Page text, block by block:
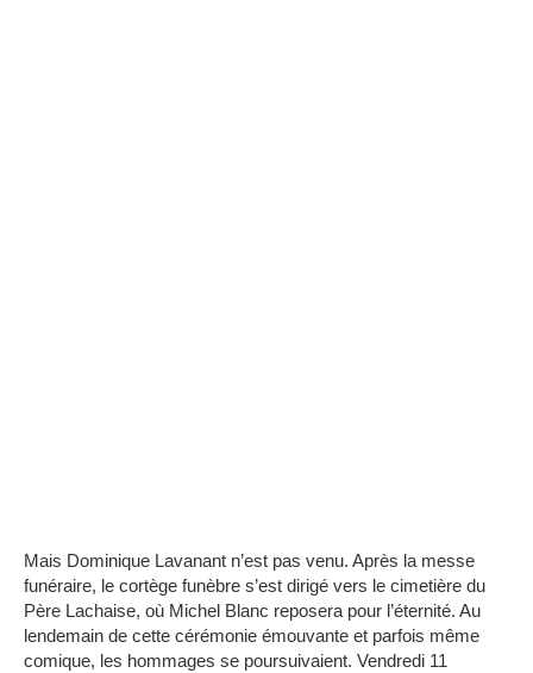
Mais Dominique Lavanant n’est pas venu. Après la messe
funéraire, le cortège funèbre s’est dirigé vers le cimetière du
Père Lachaise, où Michel Blanc reposera pour l’éternité. Au
lendemain de cette cérémonie émouvante et parfois même
comique, les hommages se poursuivaient. Vendredi 11